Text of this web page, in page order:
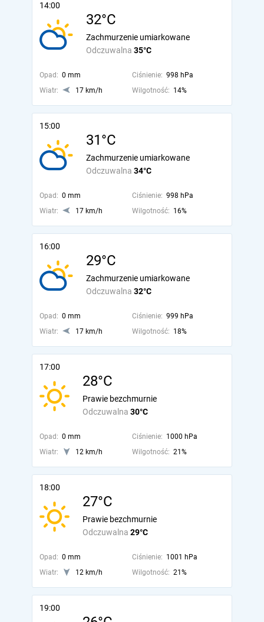
14:00
32°C
Odczuwalna 35°C
Zachmurzenie umiarkowane
Opad: 0 mm Ciśnienie: 998 hPa
Wiatr:
17 km/h Wilgotność: 14%
15:00
31°C
Odczuwalna 34°C
Zachmurzenie umiarkowane
Opad: 0 mm Ciśnienie: 998 hPa
Wiatr:
17 km/h Wilgotność: 16%
16:00
29°C
Odczuwalna 32°C
Zachmurzenie umiarkowane
Opad: 0 mm Ciśnienie: 999 hPa
Wiatr:
17 km/h Wilgotność: 18%
17:00
28°C
Odczuwalna 30°C
Prawie bezchmurnie
Opad: 0 mm Ciśnienie: 1000 hPa
Wiatr:
12 km/h Wilgotność: 21%
18:00
27°C
Odczuwalna 29°C
Prawie bezchmurnie
Opad: 0 mm Ciśnienie: 1001 hPa
Wiatr:
12 km/h Wilgotność: 21%
19:00